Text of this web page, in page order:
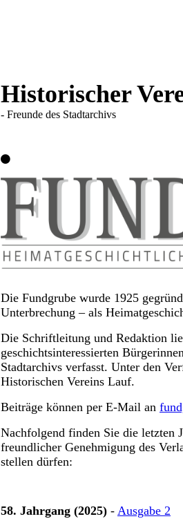
Historischer
- Freunde des Stadtarchivs
Die Fundgrube wurde 1925
Unterbrechung – als
Die Schriftleitung und Redaktion
geschichtsinteressierten
Stadtarchivs verfasst. Unter den
Historischen Vereins Lauf.
Beiträge können per E-Mail an
Nachfolgend finden Sie die letzten
freundlicher Genehmigung des
stellen dürfen:
58. Jahrgang (2025) - Ausgabe 2